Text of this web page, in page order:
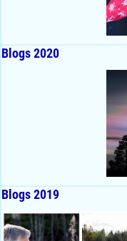
Blogs 2020
Blogs 2019